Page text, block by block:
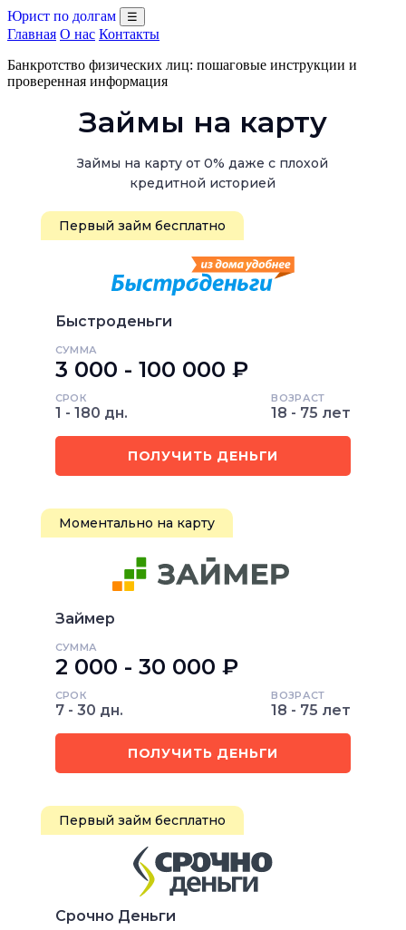
Юрист по долгам ☰
Главная О нас Контакты
Банкротство физических лиц: пошаговые инструкции и
проверенная информация
Займы на карту
Займы на карту от 0% даже с плохой
кредитной историей
Первый займ бесплатно
Быстроденьги
СУММА
3 000 - 100 000 ₽
СРОК
1 - 180 дн.
ВОЗРАСТ
18 - 75 лет
ПОЛУЧИТЬ ДЕНЬГИ
Моментально на карту
Займер
СУММА
2 000 - 30 000 ₽
СРОК
7 - 30 дн.
ВОЗРАСТ
18 - 75 лет
ПОЛУЧИТЬ ДЕНЬГИ
Первый займ бесплатно
Срочно Деньги